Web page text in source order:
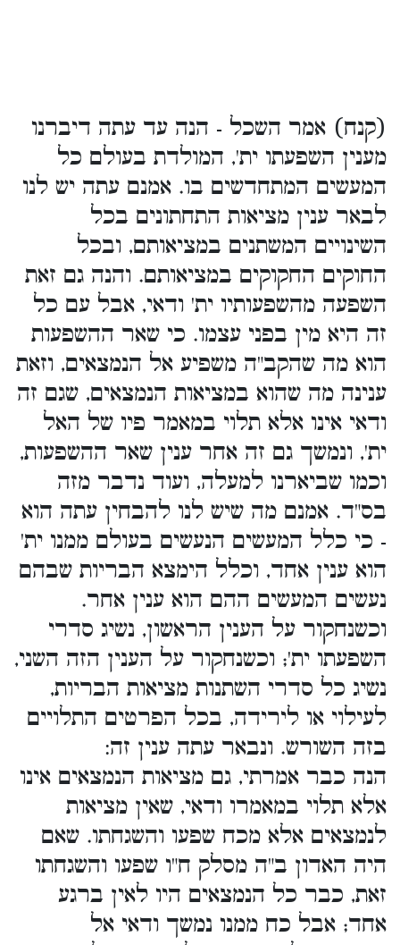
(קנח) אמר השכל - הנה עד עתה דיברנו
מענין השפעתו ית', המולדת בעולם כל
המעשים המתחדשים בו. אמנם עתה יש לנו
לבאר ענין מציאות התחתונים בכל
השינויים המשתנים במציאותם, ובכל
החוקים החקוקים במציאותם. והנה גם זאת
השפעה מהשפעותיו ית' ודאי, אבל עם כל
זה היא מין בפני עצמו. כי שאר ההשפעות
הוא מה שהקב"ה משפיע אל הנמצאים, וזאת
ענינה מה שהוא במציאות הנמצאים, שגם זה
ודאי אינו אלא תלוי במאמר פיו של האל
ית', ונמשך גם זה אחר ענין שאר ההשפעות,
וכמו שביארנו למעלה, ועוד נדבר מזה
בס"ד. אמנם מה שיש לנו להבחין עתה הוא
- כי כלל המעשים הנעשים בעולם ממנו ית'
הוא ענין אחד, וכלל הימצא הבריות שבהם
נעשים המעשים ההם הוא ענין אחר.
וכשנחקור על הענין הראשון, נשיג סדרי
השפעתו ית'; וכשנחקור על הענין הזה השני,
נשיג כל סדרי השתנות מציאות הבריות,
לעילוי או לירידה, בכל הפרטים התלויים
בזה השורש. ונבאר עתה ענין זה:
הנה כבר אמרתי, גם מציאות הנמצאים אינו
אלא תלוי במאמרו ודאי, שאין מציאות
לנמצאים אלא מכח שפעו והשגחתו. שאם
היה האדון ב"ה מסלק ח"ו שפעו והשגחתו
זאת, כבר כל הנמצאים היו לאין ברגע
אחד; אבל כח ממנו נמשך ודאי אל